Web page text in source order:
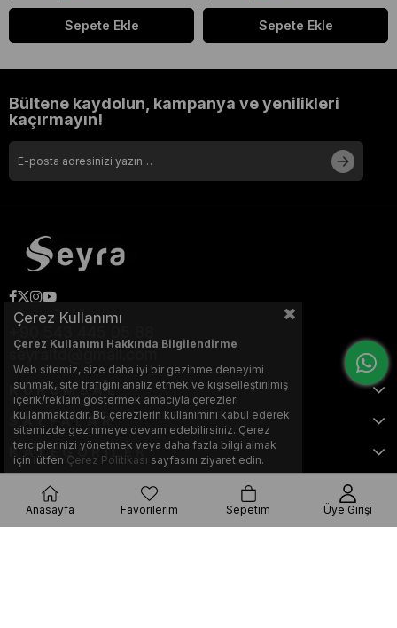
Sepete Ekle Sepete Ekle
Bültene kaydolun, kampanya ve yenilikleri
kaçırmayın!
seyraltd@gmail.com
KURUMSAL
SAYFALAR
KATEGORİLER
Bu web sitesi, Nihat KILIÇARSLAN tarafından tasarlanmış ve optimize
Çerez Kullanımı
Çerez Kullanımı Hakkında Bilgilendirme
Web sitemiz, size daha iyi bir gezinme deneyimi
sunmak, site trafiğini analiz etmek ve kişiselleştirilmiş
içerik/reklam göstermek amacıyla çerezleri
kullanmaktadır. Bu çerezlerin kullanımını kabul ederek
sitemizde gezinmeye devam edebilirsiniz. Çerez
terciplerinizi yönetmek veya daha fazla bilgi almak
için lütfen Çerez Politikası sayfasını ziyaret edin.
Anasayfa Favorilerim Sepetim Üye Girişi